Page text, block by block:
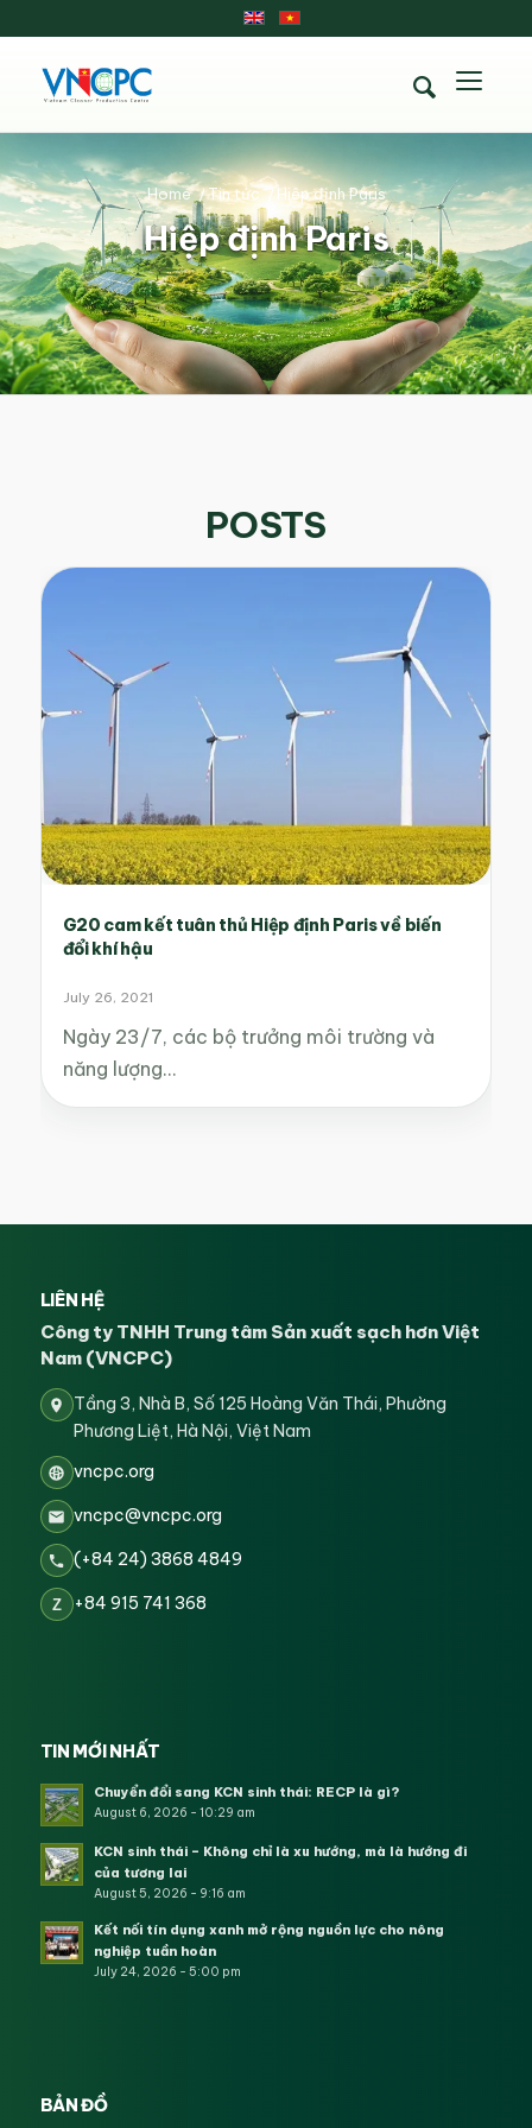
Hiệp định Paris
Home /Tin tức / Hiệp định Paris
POSTS
G20 cam kết tuân thủ Hiệp định Paris về biến
đổi khí hậu
July 26, 2021
Ngày 23/7, các bộ trưởng môi trường và
năng lượng…
LIÊN HỆ
Công ty TNHH Trung tâm Sản xuất sạch hơn Việt
Nam (VNCPC)
Tầng 3, Nhà B, Số 125 Hoàng Văn Thái, Phường
Phương Liệt, Hà Nội, Việt Nam
vncpc.org
vncpc@vncpc.org
(+84 24) 3868 4849
Z +84 915 741 368
TIN MỚI NHẤT
Chuyển đổi sang KCN sinh thái: RECP là gì?
August 6, 2026 - 10:29 am
KCN sinh thái – Không chỉ là xu hướng, mà là hướng đi
của tương lai
August 5, 2026 - 9:16 am
Kết nối tín dụng xanh mở rộng nguồn lực cho nông
nghiệp tuần hoàn
July 24, 2026 - 5:00 pm
BẢN ĐỒ